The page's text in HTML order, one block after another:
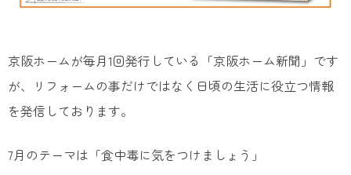
京阪ホームが毎月1回発行している「京阪ホーム新聞」です
が、リフォームの事だけではなく日頃の生活に役立つ情報
を発信しております。
7月のテーマは「食中毒に気をつけましょう」